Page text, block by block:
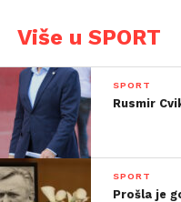
Više u SPORT
SPORT
Rusmir
SPORT
Prošla je